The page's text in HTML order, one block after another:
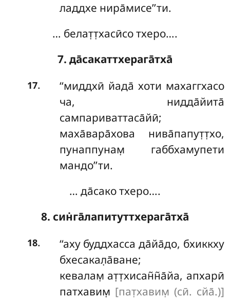
ладдхе нира̄мисе’’ти.
… белат̣т̣хасӣсо тхеро….
7. да̄сакаттхерага̄тха̄
17. ‘‘миддхӣ йада̄ хоти махаггхасо
ча, нидда̄йита̄
сампариваттаса̄йӣ;
маха̄вара̄хова нива̄папут̣т̣хо,
пунаппунам̣ габбхамупети
мандо’’ти.
… да̄сако тхеро….
8. син̇га̄лапитуттхерага̄тха̄
18. ‘‘аху буддхасса да̄йа̄до, бхиккху
бхесакал̣а̄ване;
кевалам̣ ат̣т̣хисан̃н̃а̄йа, апхарӣ
патхавим̣ [пат̣хавим̣ (сӣ. сйа̄.)]